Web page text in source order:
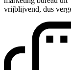
vrijblijvend, dus